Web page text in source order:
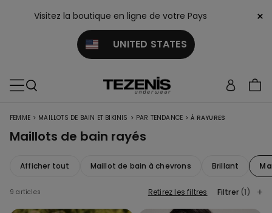
Visitez la boutique en ligne de votre Pays
UNITED STATES
×
FEMME > MAILLOTS DE BAIN ET BIKINIS > PAR TENDANCE > À RAYURES
Maillots de bain rayés
Afficher tout Maillot de bain à chevrons Brillant
9 articles Retirez les filtres Filtrer (1)